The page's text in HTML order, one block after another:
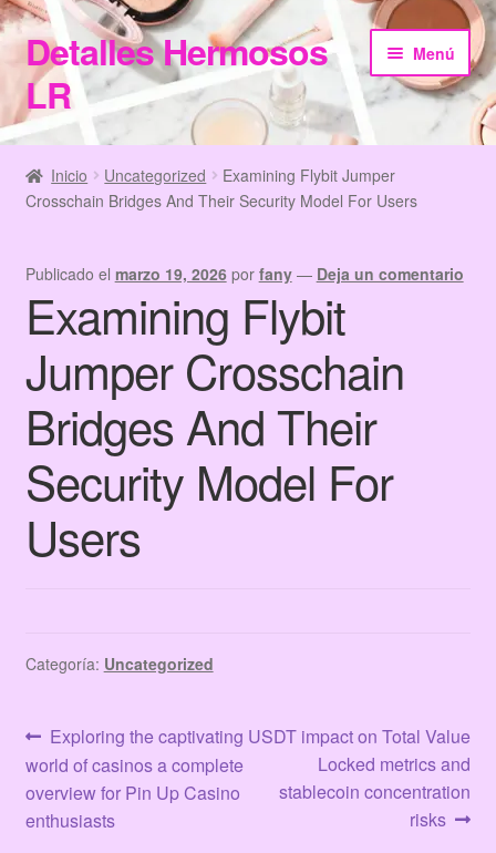
Ir
a
la
navegación
Ir
al
contenido
Detalles Hermosos
LR
Menú
Inicio
Categories
Checkout
Home
Información de Compra
My Account
Terms & Conditions
Tienda
Inicio Uncategorized
Examining Flybit Jumper
Crosschain Bridges And Their Security Model For Users
Publicado el marzo 19, 2026 por fany — Deja un comentario
Examining Flybit
Jumper Crosschain
Bridges And Their
Security Model For
Users
Categoría: Uncategorized
Navegación
de
entradas
Anterior:
Exploring the captivating
world of casinos a complete
overview for Pin Up Casino
enthusiasts
Siguiente:
USDT impact on Total Value
Locked metrics and
stablecoin concentration
risks